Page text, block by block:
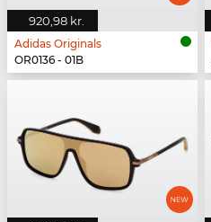
920,98 kr.
Adidas Originals
OR0136 - 01B